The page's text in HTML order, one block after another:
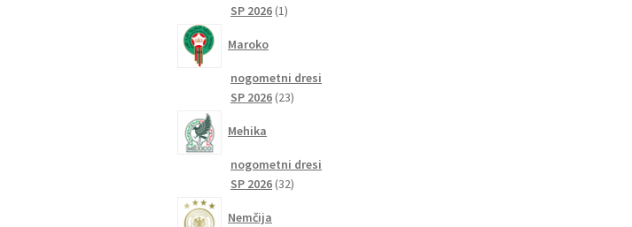
SP 2026 11
Maroko
nogometni dresi
SP 2026 2323
Mehika
nogometni dresi
SP 2026 3232
Nemčija